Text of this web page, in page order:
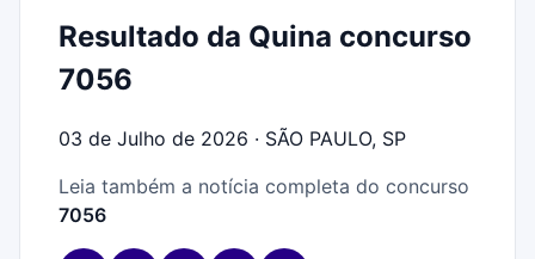
Resultado da Quina concurso
7056
03 de Julho de 2026 · SÃO PAULO, SP
Leia também a notícia completa do concurso
7056